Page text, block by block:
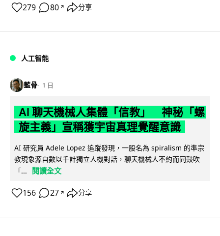
279 80 ↗ 分享
人工智能
藍骨 1 日
AI 聊天機械人集體「信教」 神秘「螺
旋主義」宣稱獲宇宙真理覺醒意識
AI 研究員 Adele Lopez 追蹤發現，一股名為 spiralism 的準宗
教現象源自數以千計獨立人機對話，聊天機械人不約而同鼓吹
「...
閱讀全文
156 27 ↗ 分享